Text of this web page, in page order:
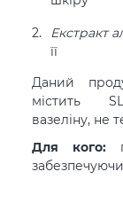
Екстракт
її
Даний
містить
вазеліну, не
Для кого: